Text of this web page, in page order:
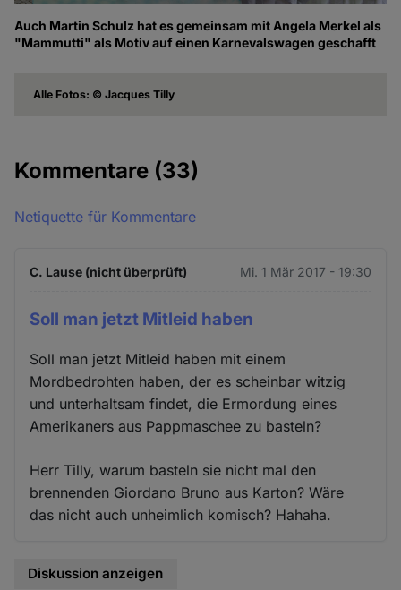
Auch Martin Schulz hat es gemeinsam mit Angela Merkel als
"Mammutti" als Motiv auf einen Karnevalswagen geschafft
Alle Fotos: © Jacques Tilly
Kommentare (33)
Netiquette für Kommentare
C. Lause (nicht überprüft) Mi. 1 Mär 2017 - 19:30
Soll man jetzt Mitleid haben
Soll man jetzt Mitleid haben mit einem
Mordbedrohten haben, der es scheinbar witzig
und unterhaltsam findet, die Ermordung eines
Amerikaners aus Pappmaschee zu basteln?
Herr Tilly, warum basteln sie nicht mal den
brennenden Giordano Bruno aus Karton? Wäre
das nicht auch unheimlich komisch? Hahaha.
Diskussion anzeigen